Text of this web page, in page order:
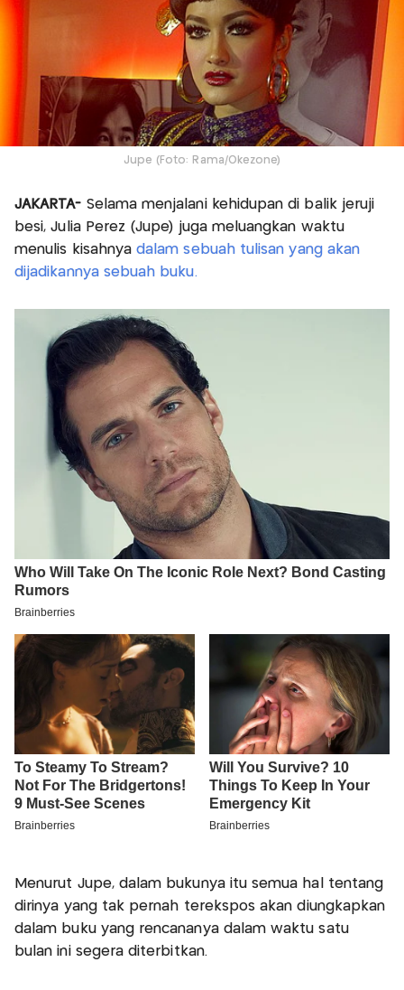
Jupe (Foto: Rama/Okezone)
JAKARTA- Selama menjalani kehidupan di balik jeruji
besi, Julia Perez (Jupe) juga meluangkan waktu
menulis kisahnya dalam sebuah tulisan yang akan
dijadikannya sebuah buku.
Menurut Jupe, dalam bukunya itu semua hal tentang
dirinya yang tak pernah terekspos akan diungkapkan
dalam buku yang rencananya dalam waktu satu
bulan ini segera diterbitkan.